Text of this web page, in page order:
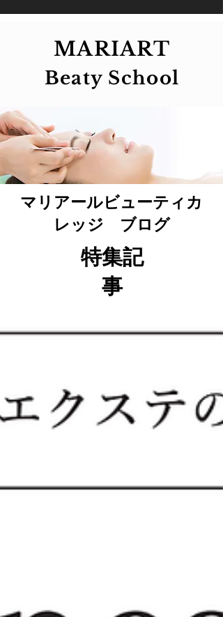
MARIART
Beaty School
マリアールビューティカ
レッジ ブログ
特集記
事